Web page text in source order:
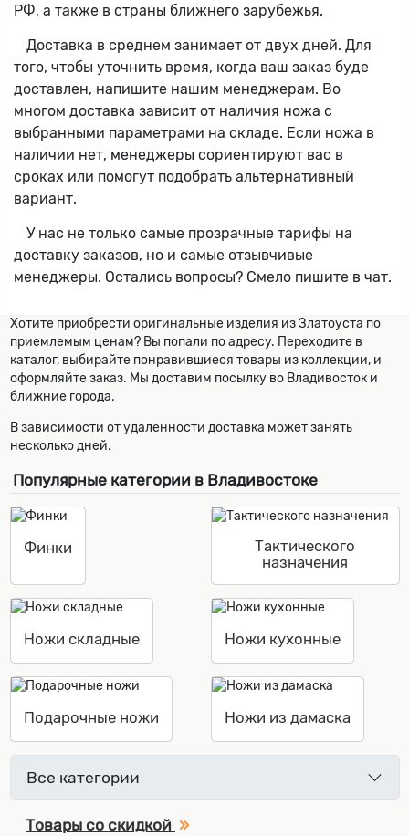
РФ, а также в страны ближнего зарубежья.
Доставка в среднем занимает от двух дней. Для
того, чтобы уточнить время, когда ваш заказ буде
доставлен, напишите нашим менеджерам. Во
многом доставка зависит от наличия ножа с
выбранными параметрами на складе. Если ножа в
наличии нет, менеджеры сориентируют вас в
сроках или помогут подобрать альтернативный
вариант.
У нас не только самые прозрачные тарифы на
доставку заказов, но и самые отзывчивые
менеджеры. Остались вопросы? Смело пишите в чат.
Хотите приобрести оригинальные изделия из Златоуста по
приемлемым ценам? Вы попали по адресу. Переходите в
каталог, выбирайте понравившиеся товары из коллекции, и
оформляйте заказ. Мы доставим посылку во Владивосток и
ближние города.
В зависимости от удаленности доставка может занять
несколько дней.
Популярные категории в Владивостоке
Финки
Тактического
назначения
Ножи складные Ножи кухонные
Подарочные ножи Ножи из дамаска
Все категории
Товары со скидкой